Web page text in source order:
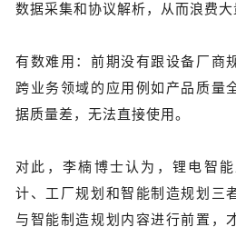
数据采集和协议解析，从而浪费大
有数难用：前期没有跟设备厂商
跨业务领域的应用例如产品质量
据质量差，无法直接使用。
对此，李楠博士认为，锂电智
计、工厂规划和智能制造规划三
与智能制造规划内容进行前置，